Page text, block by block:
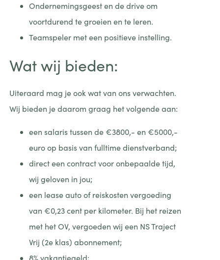
Ondernemingsgeest en de drive om
voortdurend te groeien en te leren.
Teamspeler met een positieve instelling.
Wat wij bieden:
Uiteraard mag je ook wat van ons verwachten.
Wij bieden je daarom graag het volgende aan:
een salaris tussen de €3800,- en €5000,-
euro op basis van fulltime dienstverband;
direct een contract voor onbepaalde tijd,
wij geloven in jou;
een lease auto of reiskosten vergoeding
van €0,23 cent per kilometer. Bij het reizen
met het OV, vergoeden wij een NS Traject
Vrij (2e klas) abonnement;
8% vakantiegeld;